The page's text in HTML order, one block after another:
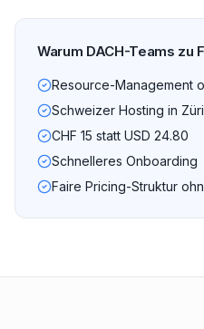
Warum DACH-Teams zu
Resource-Management
Schweizer Hosting in
CHF 15 statt USD 24.80
Schnelleres Onboarding
Faire Pricing-Struktur